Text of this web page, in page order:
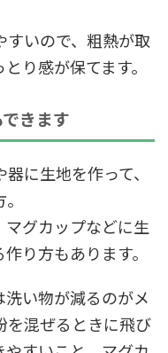
いので、粗熱が取
り感が保てます。
きます
に生地を作って、
グカップなどに生
り方もあります。
い物が減るのがメ
を混ぜるときに飛び